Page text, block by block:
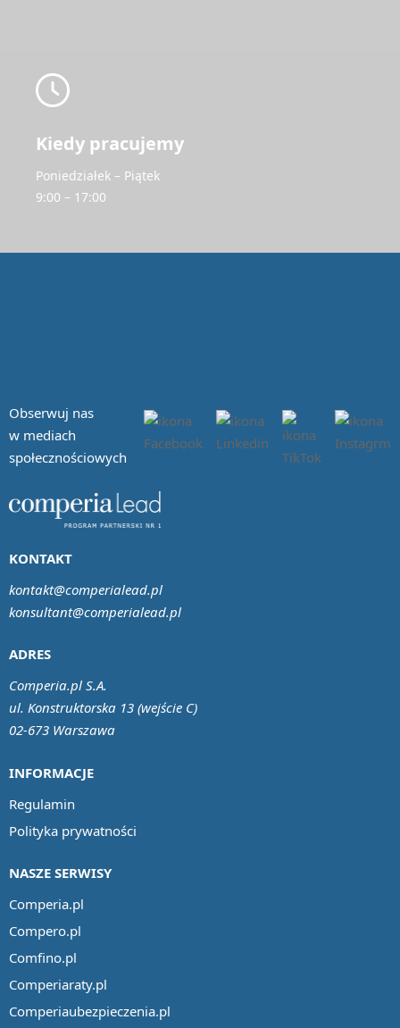
Kiedy pracujemy
Poniedziałek – Piątek
9:00 – 17:00
Obserwuj nas
w mediach
społecznościowych
INFORMACJE
Regulamin
Polityka prywatności
NASZE SERWISY
Comperia.pl
Compero.pl
Comfino.pl
Comperiaraty.pl
Comperiaubezpieczenia.pl
ADRES
Comperia.pl S.A.
ul. Konstruktorska 13 (wejście C)
02-673 Warszawa
KONTAKT
kontakt@comperialead.pl
konsultant@comperialead.pl